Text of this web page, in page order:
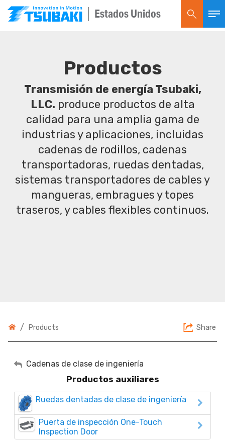
Estados Unidos
Productos
Transmisión de energía Tsubaki,
LLC. produce productos de alta
calidad para una amplia gama de
industrias y aplicaciones, incluidas
cadenas de rodillos, cadenas
transportadoras, ruedas dentadas,
sistemas transportadores de cables y
mangueras, embragues y topes
traseros, y cables flexibles continuos.
/ Products Share
Mi cuenta
Cerrar sesión
Cadenas de clase de ingeniería
Productos auxiliares
Ruedas dentadas de clase de ingeniería
Puerta de inspección One-Touch
Inspection Door